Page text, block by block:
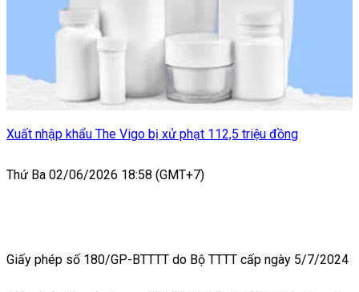
Xuất nhập khẩu The Vigo bị xử phạt 112,5 triệu đồng
Thứ Ba 02/06/2026 18:58 (GMT+7)
Giấy phép số 180/GP-BTTTT do Bộ TTTT cấp ngày 5/7/2024